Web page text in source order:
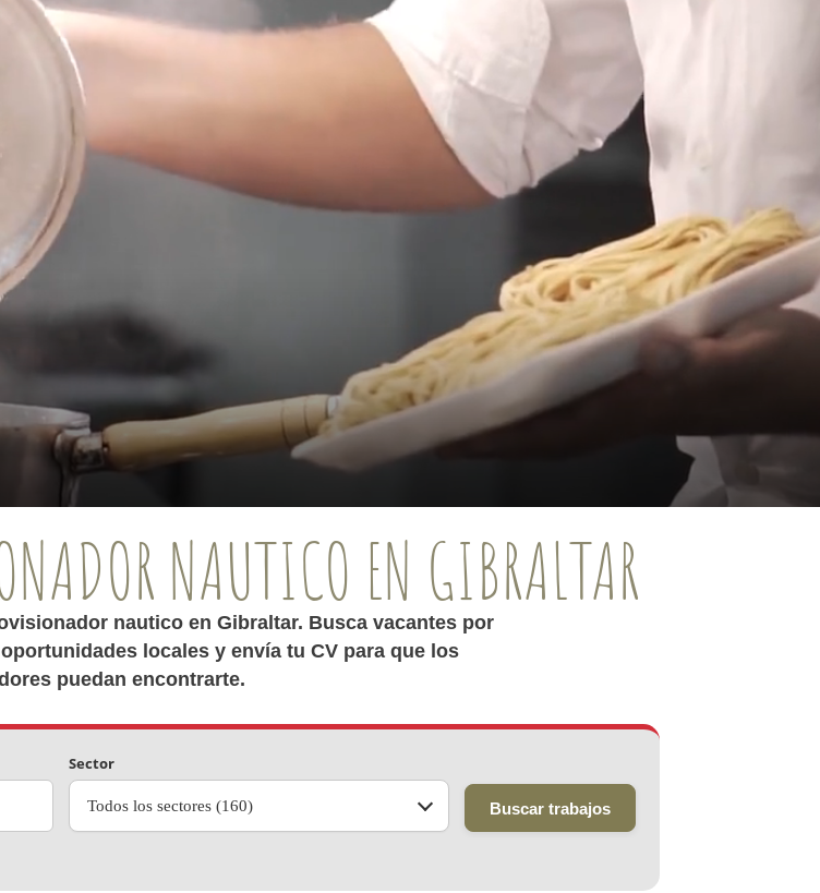
NAUTICO EN GIBRALTAR
nautico en Gibraltar. Busca vacantes por
locales y envía tu CV para que los
puedan encontrarte.
Sector
Todos los sectores (160) Buscar trabajos